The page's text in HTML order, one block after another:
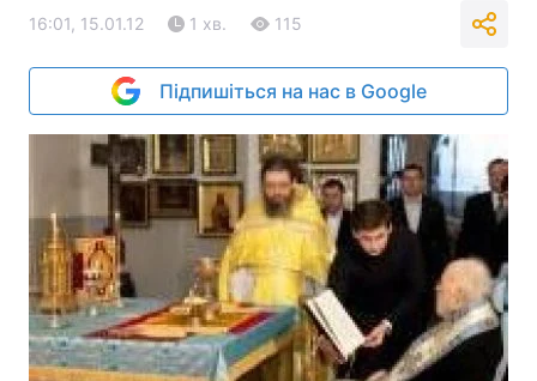
16:01, 15.01.12 1 хв. 115
Підпишіться на нас в Google